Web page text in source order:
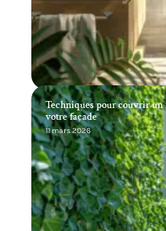
Techniques pour couvrir
votre façade
11 mars 2026